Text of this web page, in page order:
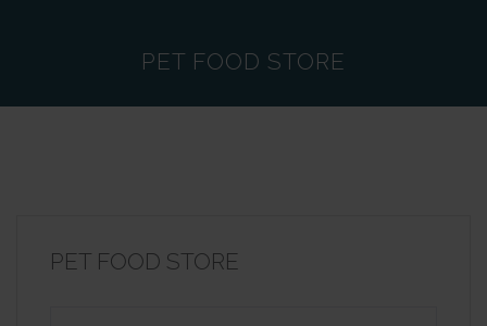
PET FOOD STORE
PET FOOD STORE